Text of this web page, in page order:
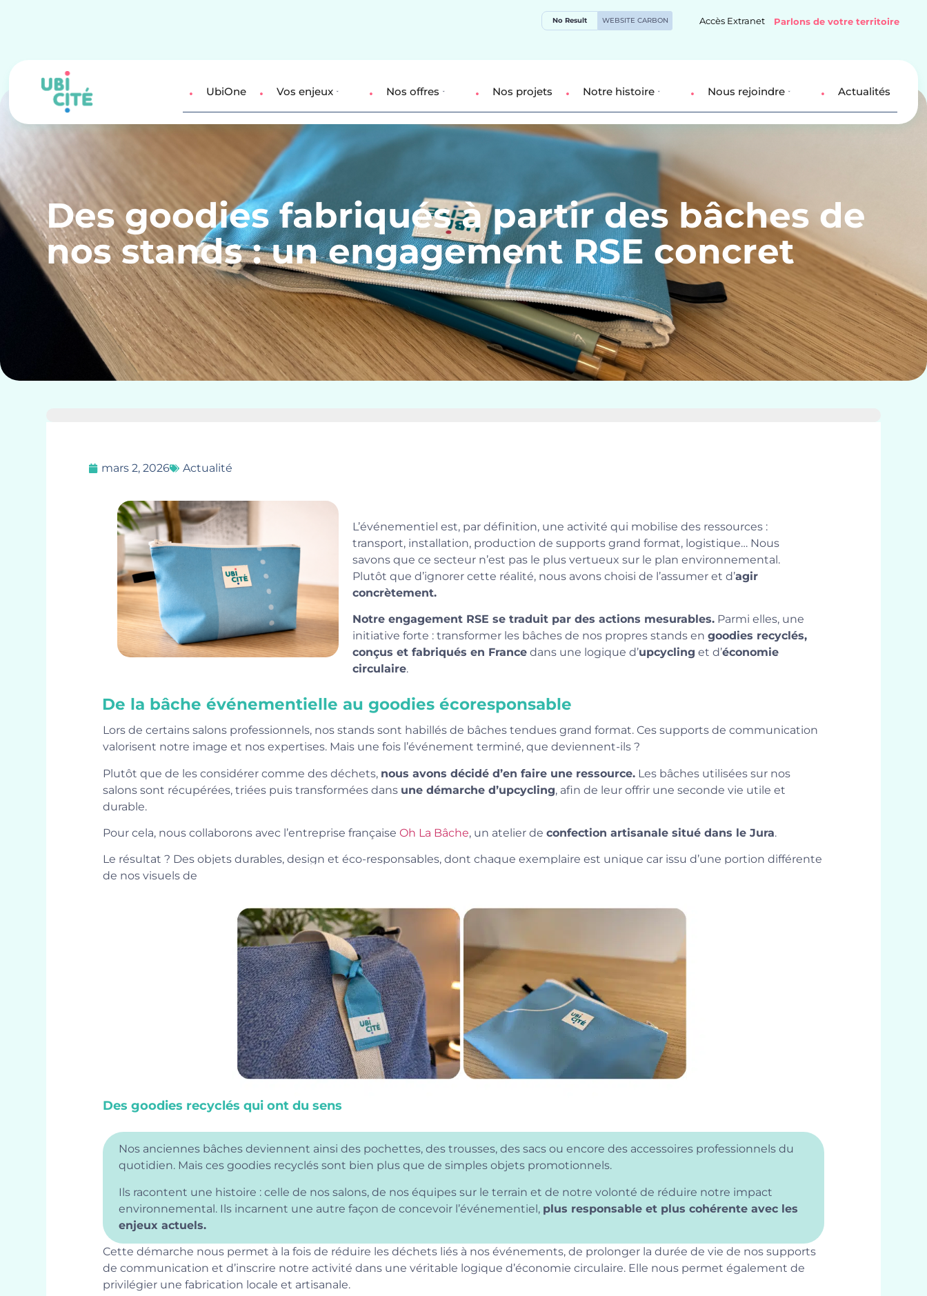
No Result WEBSITE CARBON Accès Extranet Parlons de votre territoire
UbiOne Vos enjeux Nos offres Nos projets Notre histoire Nous rejoindre Actualités
Des goodies fabriqués à partir des bâches de
nos stands : un engagement RSE concret
mars 2, 2026 Actualité
L’événementiel est, par définition, une activité qui mobilise des ressources :
transport, installation, production de supports grand format, logistique… Nous
savons que ce secteur n’est pas le plus vertueux sur le plan environnemental.
Plutôt que d’ignorer cette réalité, nous avons choisi de l’assumer et d’agir
concrètement.
Notre engagement RSE se traduit par des actions mesurables. Parmi elles, une
initiative forte : transformer les bâches de nos propres stands engoodies recyclés,
conçus et fabriqués en France dans une logique d’upcycling et d’économie
circulaire.
De la bâche événementielle au goodies écoresponsable
Lors de certains salons professionnels, nos stands sont habillés de bâches tendues grand format. Ces supports de communication
valorisent notre image et nos expertises. Mais une fois l’événement terminé, que deviennent-ils ?
Plutôt que de les considérer comme des déchets, nous avons décidé d’en faire une ressource. Les bâches utilisées sur nos
salons sont récupérées, triées puis transformées dans une démarche d’upcycling, afin de leur offrir une seconde vie utile et
durable.
Pour cela, nous collaborons avec l’entreprise françaiseOh La Bâche, un atelier deconfection artisanale situé dans le Jura.
Le résultat ? Des objets durables, design et éco-responsables, dont chaque exemplaire est unique car issu d’une portion différente
de nos visuels de stand.
Des goodies recyclés qui ont du sens
Nos anciennes bâches deviennent ainsi des pochettes, des trousses, des sacs ou encore des accessoires professionnels du
quotidien. Mais ces goodies recyclés sont bien plus que de simples objets promotionnels.
Ils racontent une histoire : celle de nos salons, de nos équipes sur le terrain et de notre volonté de réduire notre impact
environnemental. Ils incarnent une autre façon de concevoir l’événementiel, plus responsable et plus cohérente avec les
enjeux actuels.
Cette démarche nous permet à la fois de réduire les déchets liés à nos événements, de prolonger la durée de vie de nos supports
de communication et d’inscrire notre activité dans une véritable logique d’économie circulaire. Elle nous permet également de
privilégier une fabrication locale et artisanale.